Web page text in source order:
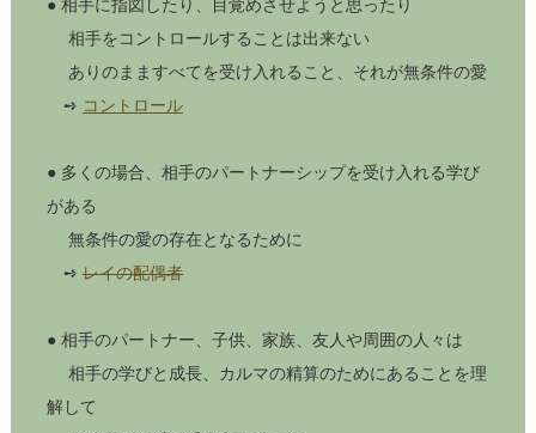
● 相手に指図したり、目覚めさせようと思ったり
相手をコントロールすることは出来ない
ありのまますべてを受け入れること、それが無条件の愛
➺ コントロール
● 多くの場合、相手のパートナーシップを受け入れる学び
がある
無条件の愛の存在となるために
➺ レイの配偶者
● 相手のパートナー、子供、家族、友人や周囲の人々は
相手の学びと成長、カルマの精算のためにあることを理
解して